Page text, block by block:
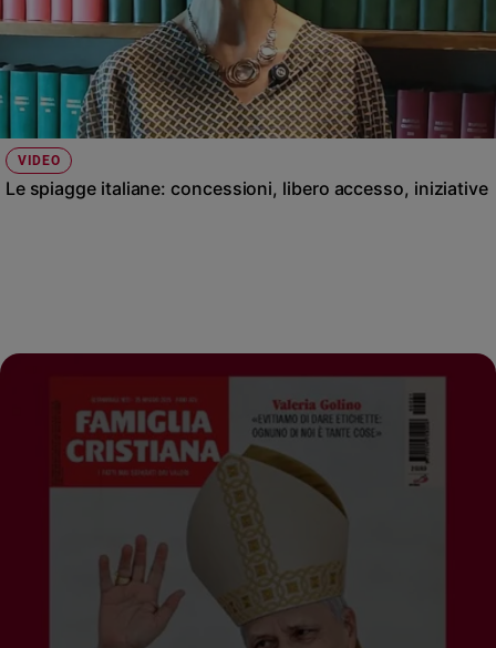
VIDEO
Le spiagge italiane: concessioni, libero accesso, iniziative